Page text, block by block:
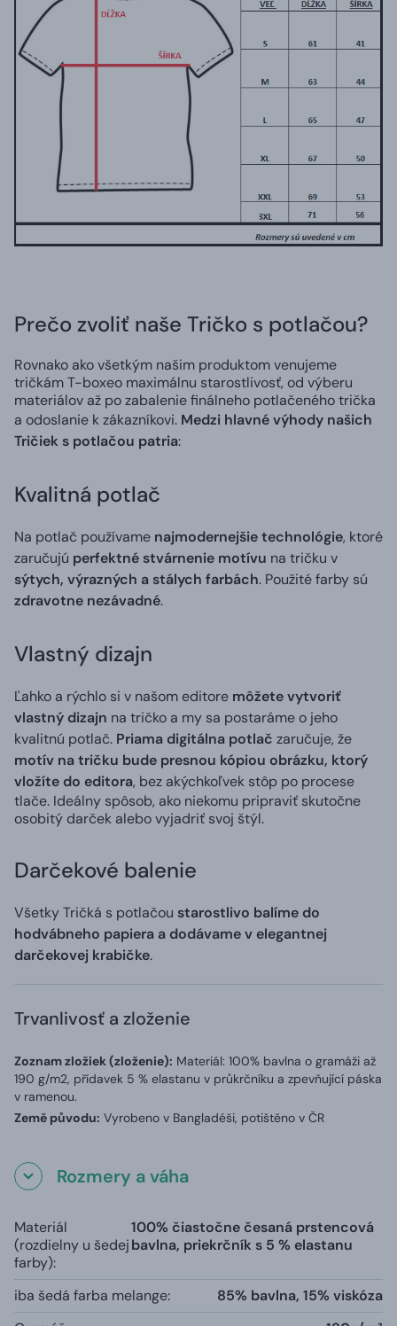
Prečo zvoliť naše Tričko s potlačou?
Rovnako ako všetkým našim produktom venujeme
tričkám T-boxeo maximálnu starostlivosť, od výberu
materiálov až po zabalenie finálneho potlačeného trička
a odoslanie k zákazníkovi. Medzi hlavné výhody našich
Tričiek s potlačou patria:
Kvalitná potlač
Na potlač používame najmodernejšie technológie, ktoré
zaručujú perfektné stvárnenie motívu na tričku v
sýtych, výrazných a stálych farbách. Použité farby sú
zdravotne nezávadné.
Vlastný dizajn
Ľahko a rýchlo si v našom editore môžete vytvoriť
vlastný dizajn na tričko a my sa postaráme o jeho
kvalitnú potlač. Priama digitálna potlač zaručuje, že
motív na tričku bude presnou kópiou obrázku, ktorý
vložíte do editora, bez akýchkoľvek stôp po procese
tlače. Ideálny spôsob, ako niekomu pripraviť skutočne
osobitý darček alebo vyjadriť svoj štýl.
Darčekové balenie
Všetky Tričká s potlačou starostlivo balíme do
hodvábneho papiera a dodávame v elegantnej
darčekovej krabičke.
Trvanlivosť a zloženie
Zoznam zložiek (zloženie): Materiál: 100% bavlna o gramáži až
190 g/m2, přídavek 5 % elastanu v průkrčníku a zpevňující páska
v ramenou.
Země původu: Vyrobeno v Bangladéši, potištěno v ČR
Rozmery a váha
Materiál
(rozdielny u šedej
farby):
100% čiastočne česaná prstencová
bavlna, priekrčník s 5 % elastanu
iba šedá farba melange:
85% bavlna, 15% viskóza